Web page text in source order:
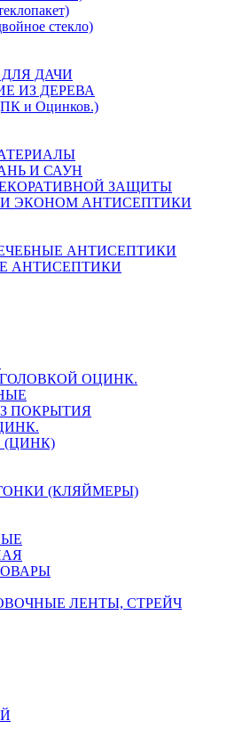
стекло)
ДАЧИ
ИЗ ДЕРЕВА
и Оцинков.)
И САУН
ЗАЩИТЫ
ЭКОНОМ АНТИСЕПТИКИ
АНТИСЕПТИКИ
АНТИСЕПТИКИ
ОЦИНК.
ПОКРЫТИЯ
(КЛЯЙМЕРЫ)
ЛЕНТЫ, СТРЕЙЧ